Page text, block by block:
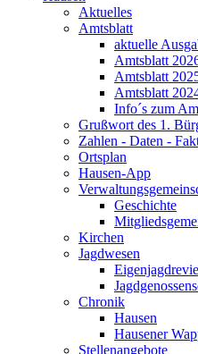
Aktuelles
Amtsblatt
aktuelle
Amtsblatt
Amtsblatt
Amtsblatt
Info´s zum
Grußwort des 1.
Zahlen - Daten -
Ortsplan
Hausen-App
Geschichte
Kirchen
Jagdwesen
Chronik
Hausen
Hausener
Stellenangebote